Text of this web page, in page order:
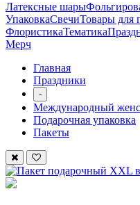
Латексные шары
УпаковкаСвечиТовары для
ФлористикаТематика
Мерч
Главная
Праздники
-
Международный
Подарочная упаковка
Пакеты